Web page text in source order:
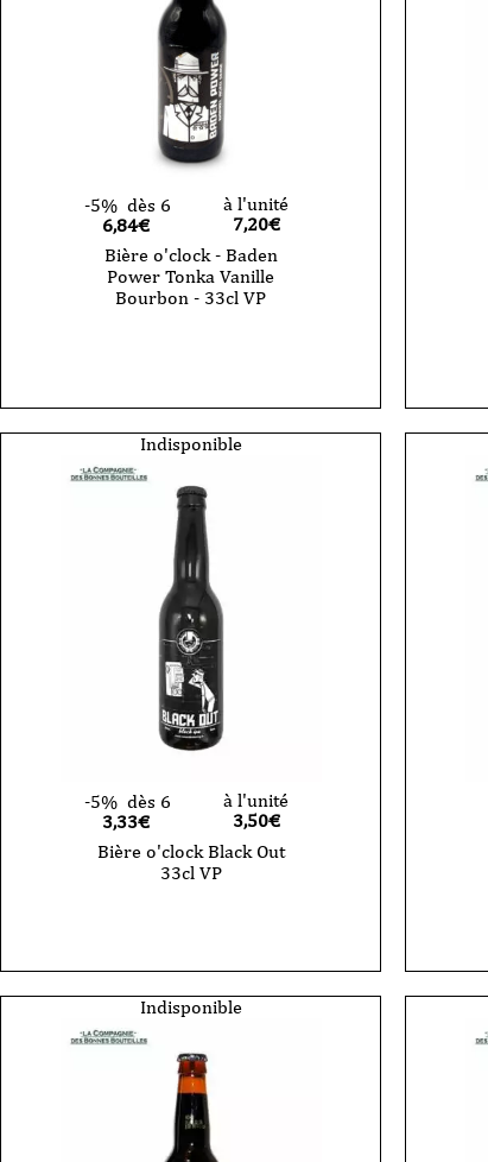
-5% dès 6
6,84€
à l'unité
7,20€
Bière o'clock - Baden
Power Tonka Vanille
Bourbon - 33cl VP
-
Tonka
Vanille
Indisponible
-5% dès 6
3,33€
à l'unité
3,50€
Bière o'clock Black Out
33cl VP
Indisponible